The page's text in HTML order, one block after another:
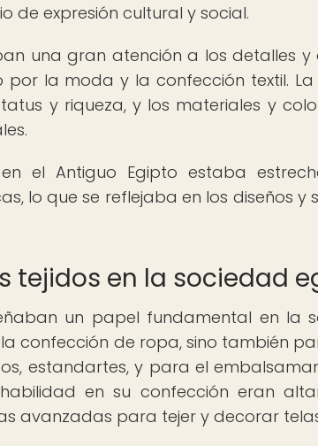
de expresión cultural y social.
una gran atención a los detalles
por la moda y la confección textil.
y riqueza, y los materiales y
el Antiguo Egipto estaba
lo que se reflejaba en los diseños y
tejidos en la sociedad
un papel fundamental en la
confección de ropa, sino también
estandartes, y para el
en su confección eran
avanzadas para tejer y decorar